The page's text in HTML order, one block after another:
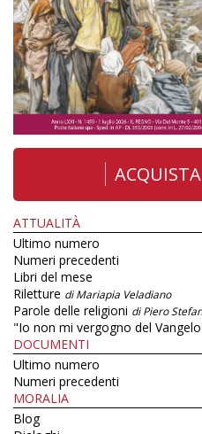
ATTUALITÀ
Ultimo numero
Numeri precedenti
Libri del mese
Riletture di Mariapia Veladiano
Parole delle religioni di Piero
"Io non mi vergogno del
DOCUMENTI
Ultimo numero
Numeri precedenti
MORALIA
Blog